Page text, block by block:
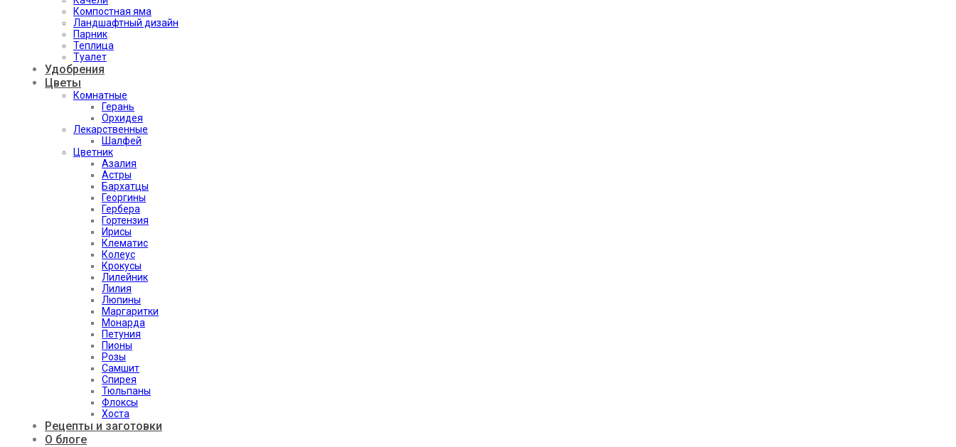
Компостная яма
Ландшафтный дизайн
Парник
Теплица
Туалет
Удобрения
Цветы
Комнатные
Герань
Орхидея
Лекарственные
Шалфей
Цветник
Азалия
Астры
Бархатцы
Георгины
Гербера
Гортензия
Ирисы
Клематис
Колеус
Крокусы
Лилейник
Лилия
Люпины
Маргаритки
Монарда
Петуния
Пионы
Розы
Самшит
Спирея
Тюльпаны
Флоксы
Хоста
Рецепты и заготовки
О блоге